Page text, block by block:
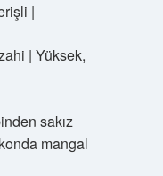
|
| Yüksek,
sakız
mangal